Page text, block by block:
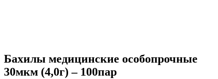
Бахилы медицинские особопрочные
30мкм (4,0г) – 100пар